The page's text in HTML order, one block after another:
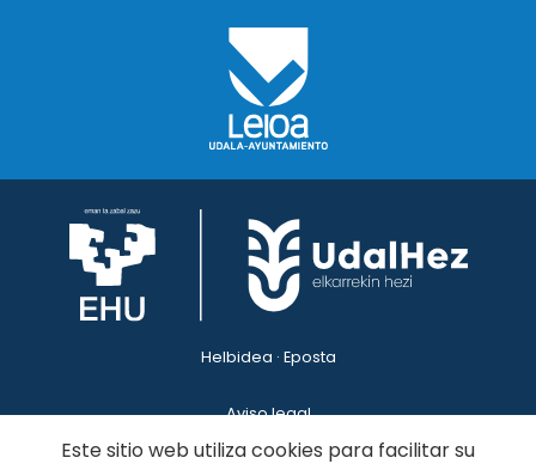
Helbidea · Eposta
Aviso legal
Política de privacidad
Este sitio web utiliza cookies para facilitar su